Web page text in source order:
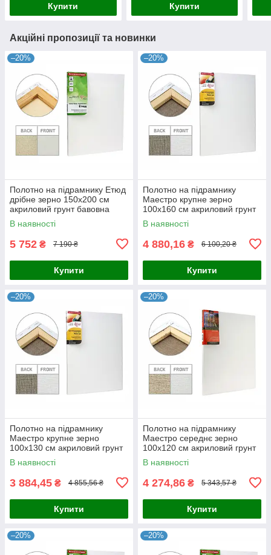
Купити Купити
Акційні пропозиції та новинки
–20%
Полотно на підрамнику Етюд
дрібне зерно 150x200 см
акриловий грунт бавовна
4820149880600
В наявності
5 752 ₴ 7 190 ₴
Купити
–20%
Полотно на підрамнику
Маестро крупне зерно
100x160 см акриловий грунт
льон 4820149858142
В наявності
4 880,16 ₴ 6 100,20 ₴
Купити
–20%
Полотно на підрамнику
Маестро крупне зерно
100x130 см акриловий грунт
льон 4820149858128
В наявності
3 884,45 ₴ 4 855,56 ₴
Купити
–20%
Полотно на підрамнику
Маестро середнє зерно
100x120 см акриловий грунт
льон 4820149860589
В наявності
4 274,86 ₴ 5 343,57 ₴
Купити
–20% –20%